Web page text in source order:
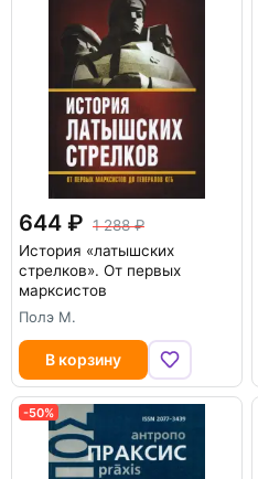
644
1 288
История «латышских
стрелков». От первых
марксистов
Полэ М.
В корзину
-50%